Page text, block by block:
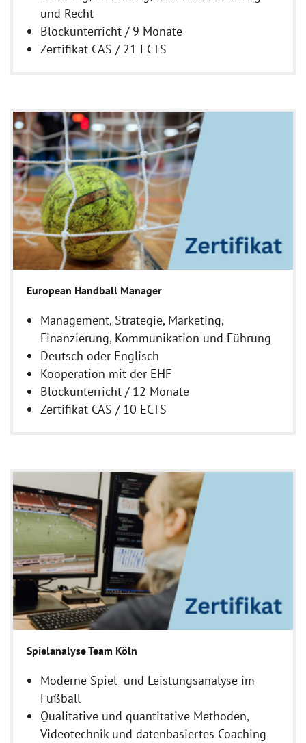
und Recht
Blockunterricht / 9 Monate
Zertifikat CAS / 21 ECTS
European Handball Manager
Management, Strategie, Marketing,
Finanzierung, Kommunikation und Führung
Deutsch oder Englisch
Kooperation mit der EHF
Blockunterricht / 12 Monate
Zertifikat CAS / 10 ECTS
Spielanalyse Team Köln
Moderne Spiel- und Leistungsanalyse im
Fußball
Qualitative und quantitative Methoden,
Videotechnik und datenbasiertes Coaching